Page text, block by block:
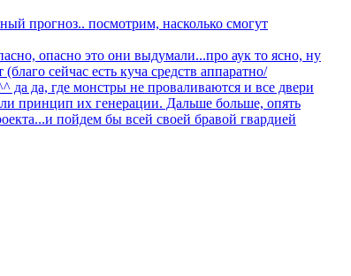
прогноз.. посмотрим, насколько смогут
опасно это они выдумали...про аук то ясно, ну
сейчас есть куча средств аппаратно/
да, где монстры не проваливаются и все двери
принцип их генерации. Дальше больше, опять
пойдем бы всей своей бравой гвардией